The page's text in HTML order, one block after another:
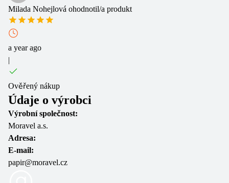
Milada Nohejlová ohodnotil/a produkt
a year ago
|
Ověřený nákup
Údaje o výrobci
Výrobní společnost:
Moravel a.s.
Adresa:
E-mail:
papir@moravel.cz